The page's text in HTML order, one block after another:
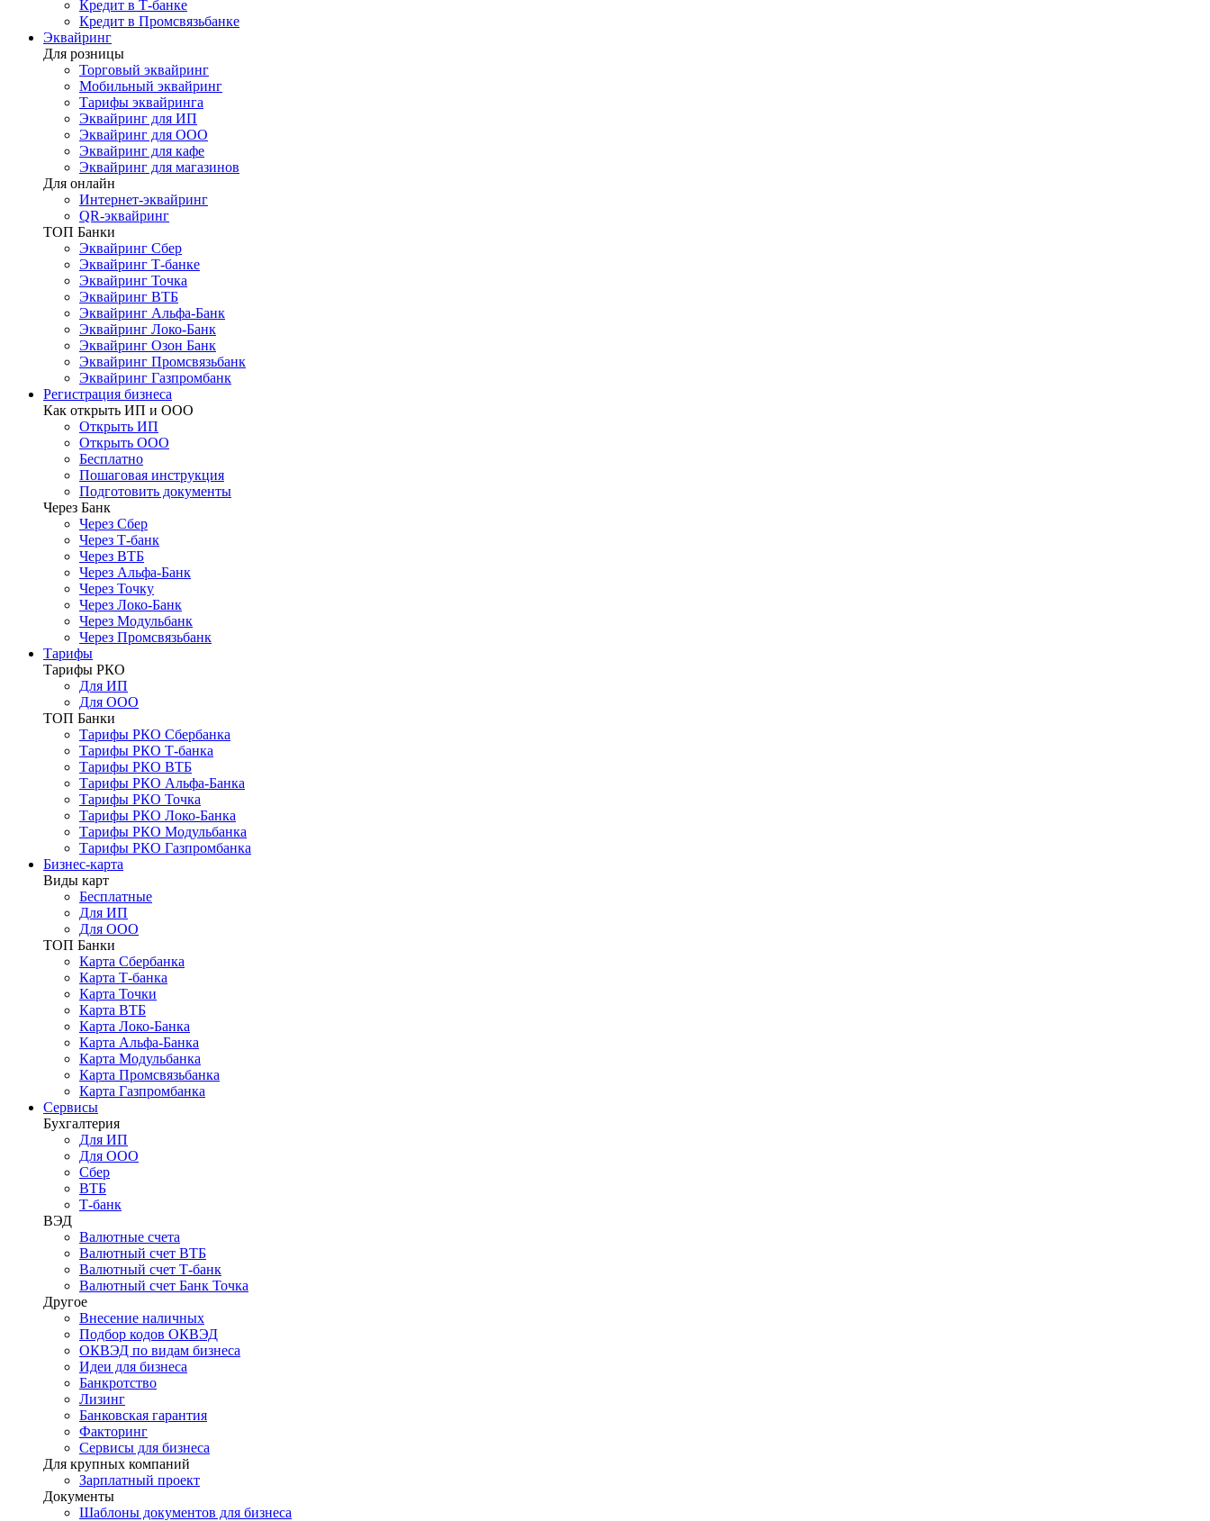
Кредит в Т-банке
Кредит в Промсвязьбанке
Эквайринг
Для розницы
Торговый эквайринг
Мобильный эквайринг
Тарифы эквайринга
Эквайринг для ИП
Эквайринг для ООО
Эквайринг для кафе
Эквайринг для магазинов
Для онлайн
Интернет-эквайринг
QR-эквайринг
ТОП Банки
Эквайринг Сбер
Эквайринг Т-банке
Эквайринг Точка
Эквайринг ВТБ
Эквайринг Альфа-Банк
Эквайринг Локо-Банк
Эквайринг Озон Банк
Эквайринг Промсвязьбанк
Эквайринг Газпромбанк
Регистрация бизнеса
Как открыть ИП и ООО
Открыть ИП
Открыть ООО
Бесплатно
Пошаговая инструкция
Подготовить документы
Через Банк
Через Сбер
Через Т-банк
Через ВТБ
Через Альфа-Банк
Через Точку
Через Локо-Банк
Через Модульбанк
Через Промсвязьбанк
Тарифы
Тарифы РКО
Для ИП
Для ООО
ТОП Банки
Тарифы РКО Сбербанка
Тарифы РКО Т-банка
Тарифы РКО ВТБ
Тарифы РКО Альфа-Банка
Тарифы РКО Точка
Тарифы РКО Локо-Банка
Тарифы РКО Модульбанка
Тарифы РКО Газпромбанка
Бизнес-карта
Виды карт
Бесплатные
Для ИП
Для ООО
ТОП Банки
Карта Сбербанка
Карта Т-банка
Карта Точки
Карта ВТБ
Карта Локо-Банка
Карта Альфа-Банка
Карта Модульбанка
Карта Промсвязьбанка
Карта Газпромбанка
Сервисы
Бухгалтерия
Для ИП
Для ООО
Сбер
ВТБ
Т-банк
ВЭД
Валютные счета
Валютный счет ВТБ
Валютный счет Т-банк
Валютный счет Банк Точка
Другое
Внесение наличных
Подбор кодов ОКВЭД
ОКВЭД по видам бизнеса
Идеи для бизнеса
Банкротство
Лизинг
Банковская гарантия
Факторинг
Сервисы для бизнеса
Для крупных компаний
Зарплатный проект
Документы
Шаблоны документов для бизнеса